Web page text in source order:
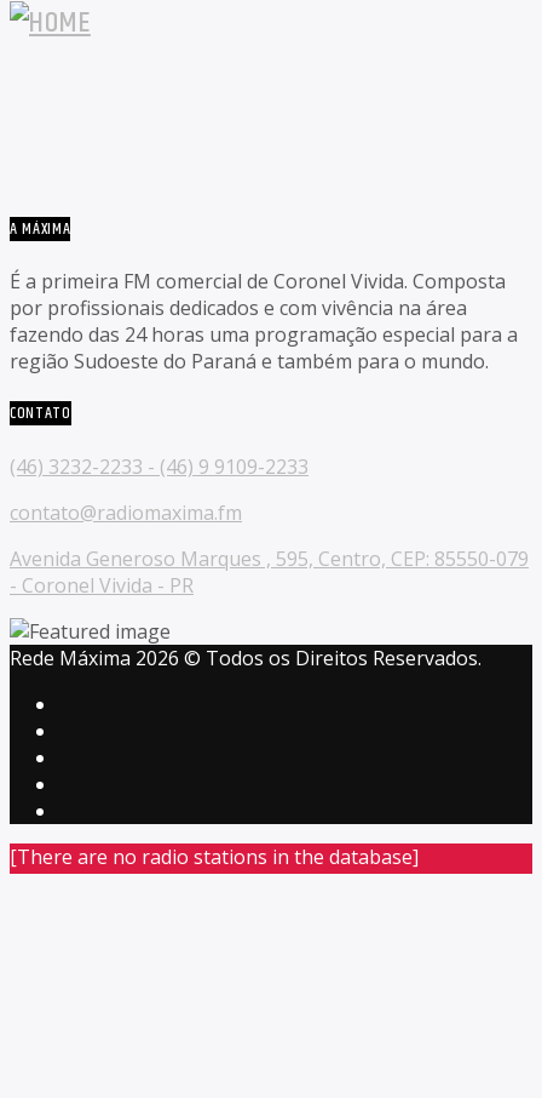
A MÁXIMA
É a primeira FM comercial de Coronel Vivida. Composta
por profissionais dedicados e com vivência na área
fazendo das 24 horas uma programação especial para a
região Sudoeste do Paraná e também para o mundo.
CONTATO
(46) 3232-2233 - (46) 9 9109-2233
contato@radiomaxima.fm
Avenida Generoso Marques , 595, Centro, CEP: 85550-079
- Coronel Vivida - PR
Rede Máxima 2026 © Todos os Direitos Reservados.
[There are no radio stations in the database]